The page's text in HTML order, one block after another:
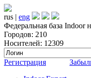
rus | eng
Федеральная база Indoor
Городов: 210
Носителей: 12309
Регистрация